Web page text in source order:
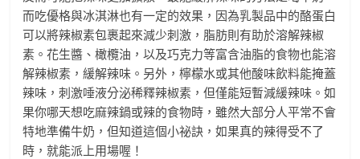
而吃優格與冰淇淋也有一定的效果，因為乳製品中的酪蛋白
可以將辣椒素包裹起來減少刺激，脂肪則有助於溶解辣椒
素。花生醬、橄欖油，以及巧克力等富含油脂的食物也能溶
解辣椒素，緩解辣味。另外，檸檬水或其他酸味飲料能掩蓋
辣味，刺激唾液分泌稀釋辣椒素，但僅能短暫減緩辣味。如
果你哪天想吃麻辣鍋或辣的食物時，雖然大部分人平常不會
特地準備牛奶，但知道這個小祕訣，如果真的辣得受不了
時，就能派上用場喔！